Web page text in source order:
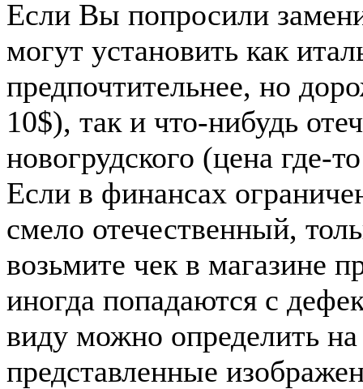
Если Вы попросили
могут установить как
предпочтительнее, но
10$), так и что-нибудь
новогрудского (цена где-
Если в финансах
смело отечественный,
возьмите чек в магазине
иногда попадаются с
виду можно определить на
представленные